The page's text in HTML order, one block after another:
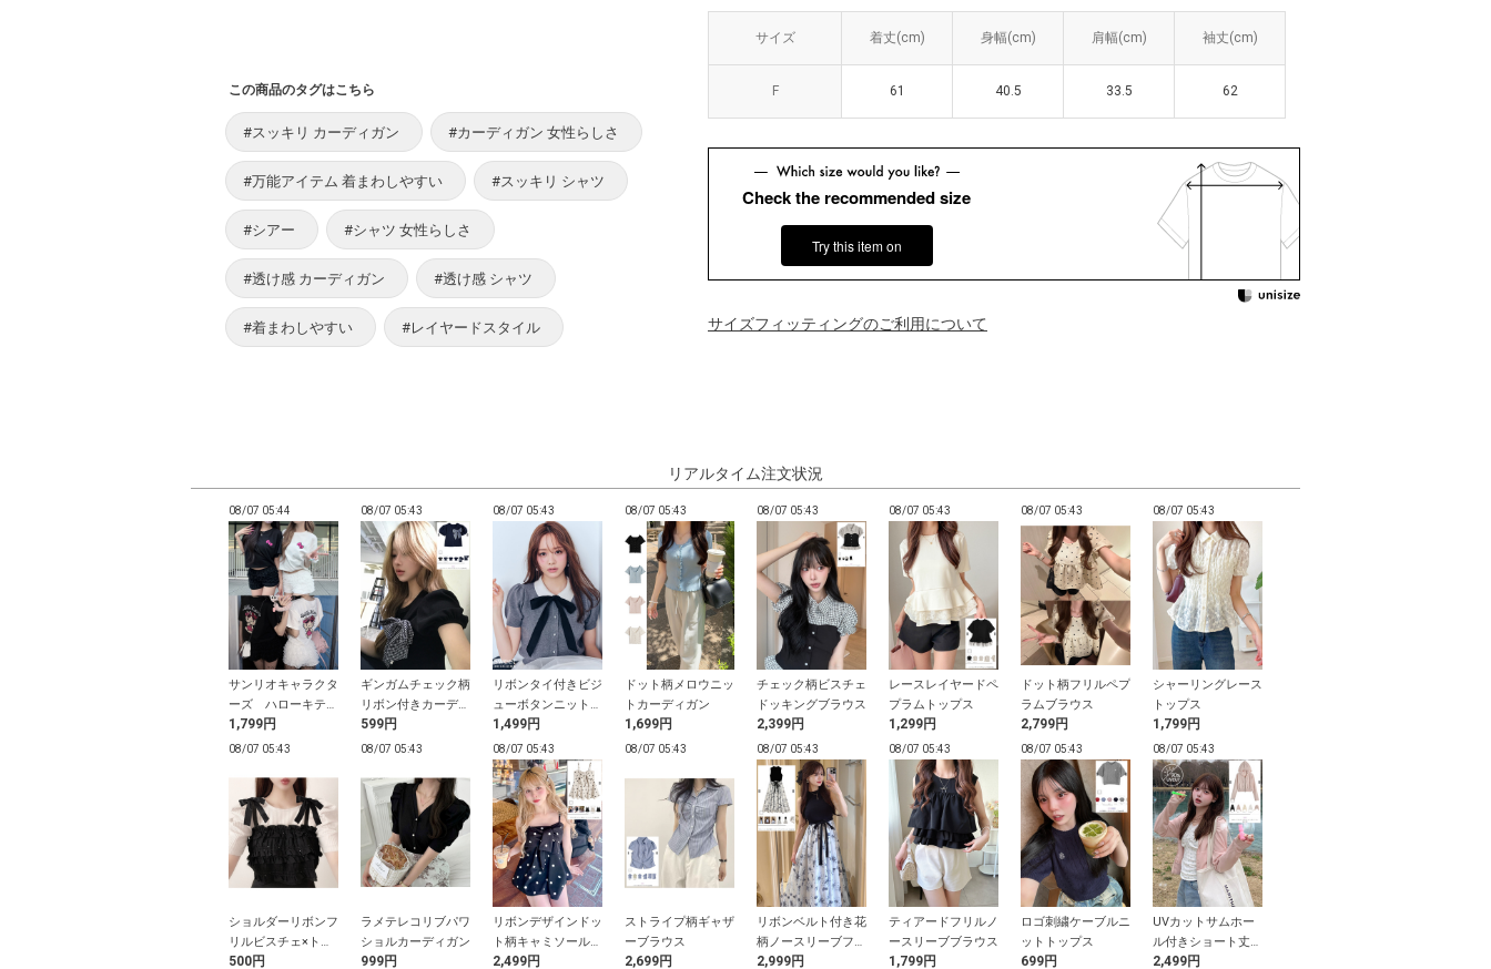
サイズ 着丈(cm) 身幅(cm) 肩幅(cm) 袖丈(cm)
F 61 40.5 33.5 62
サイズ 着丈(cm) 身幅(cm) 肩幅(cm) 袖丈(cm)
F 61 40.5 33.5 62
Check the recommended size
Try this item on
サイズフィッティングのご利用について
この商品のタグはこちら
#スッキリ カーディガン #カーディガン 女性らしさ
#万能アイテム 着まわしやすい #スッキリ シャツ
#シアー #シャツ 女性らしさ
#透け感 カーディガン #透け感 シャツ
#着まわしやすい #レイヤードスタイル
リアルタイム注文状況
08/07 05:44
サンリオキャラクタ
ーズ ハローキティ
日焼けプリントTシ
ャツ
1,799円
08/07 05:43
ギンガムチェック柄
リボン付きカーディ
ガン
599円
08/07 05:43
リボンタイ付きビジ
ューボタンニットカ
ーディガン
1,499円
08/07 05:43
ドット柄メロウニッ
トカーディガン
1,699円
08/07 05:43
チェック柄ビスチェ
ドッキングブラウス
2,399円
08/07 05:43
レースレイヤードペ
プラムトップス
1,299円
08/07 05:43
ドット柄フリルペプ
ラムブラウス
2,799円
08/07 05:43
シャーリングレース
トップス
1,799円
08/07 05:43
ショルダーリボンフ
リルビスチェ×トッ
プスアンサンブル
500円
08/07 05:43
ラメテレコリブパワ
ショルカーディガン
999円
08/07 05:43
リボンデザインドッ
ト柄キャミソールト
ップス
2,499円
08/07 05:43
ストライプ柄ギャザ
ーブラウス
2,699円
08/07 05:43
リボンベルト付き花
柄ノースリーブフレ
アワンピース
2,999円
08/07 05:43
ティアードフリルノ
ースリーブブラウス
1,799円
08/07 05:43
ロゴ刺繍ケーブルニ
ットトップス
699円
08/07 05:43
UVカットサムホー
ル付きショート丈パ
ーカー
2,499円